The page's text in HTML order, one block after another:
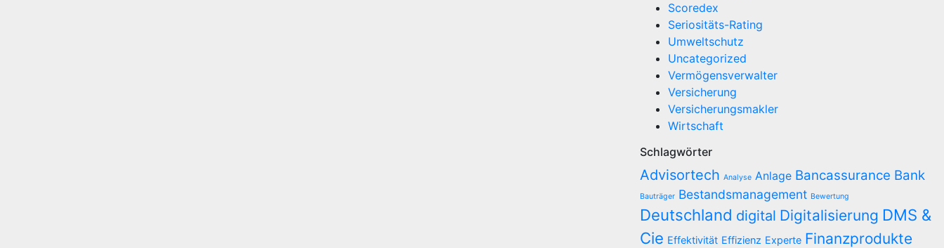
Scoredex
Seriositäts-Rating
Umweltschutz
Uncategorized
Vermögensverwalter
Versicherung
Versicherungsmakler
Wirtschaft
Schlagwörter
Advisortech Analyse Anlage Bancassurance Bank
Bauträger Bestandsmanagement Bewertung
Deutschland digital Digitalisierung DMS &
Cie Effektivität Effizienz Experte Finanzprodukte